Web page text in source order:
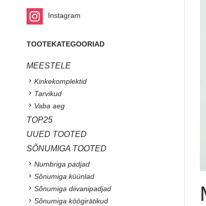
Instagram
TOOTEKATEGOORIAD
MEESTELE
Kinkekomplektid
Tarvikud
Vaba aeg
TOP25
UUED TOOTED
SÕNUMIGA TOOTED
Numbriga padjad
Sõnumiga küünlad
Sõnumiga diivanipadjad
Sõnumiga köögirätikud